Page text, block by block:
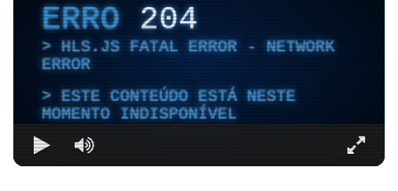
ERRO204
HLS.JS FATAL ERROR - NETWORK
ERROR
ESTE CONTEÚDO ESTÁ NESTE
MOMENTO INDISPONÍVEL